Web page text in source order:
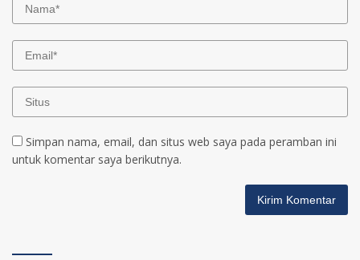
Simpan nama, email, dan situs web saya pada peramban ini
untuk komentar saya berikutnya.